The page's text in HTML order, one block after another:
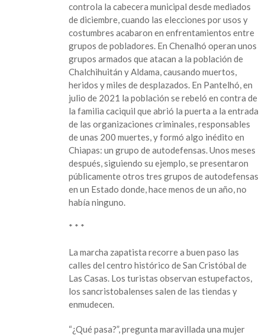
controla la cabecera municipal desde mediados
de diciembre, cuando las elecciones por usos y
costumbres acabaron en enfrentamientos entre
grupos de pobladores. En Chenalhó operan unos
grupos armados que atacan a la población de
Chalchihuitán y Aldama, causando muertos,
heridos y miles de desplazados. En Pantelhó, en
julio de 2021 la población se rebeló en contra de
la familia caciquil que abrió la puerta a la entrada
de las organizaciones criminales, responsables
de unas 200 muertes, y formó algo inédito en
Chiapas: un grupo de autodefensas. Unos meses
después, siguiendo su ejemplo, se presentaron
públicamente otros tres grupos de autodefensas
en un Estado donde, hace menos de un año, no
había ninguno.
* * *
La marcha zapatista recorre a buen paso las
calles del centro histórico de San Cristóbal de
Las Casas. Los turistas observan estupefactos,
los sancristobalenses salen de las tiendas y
enmudecen.
“¿Qué pasa?”, pregunta maravillada una mujer